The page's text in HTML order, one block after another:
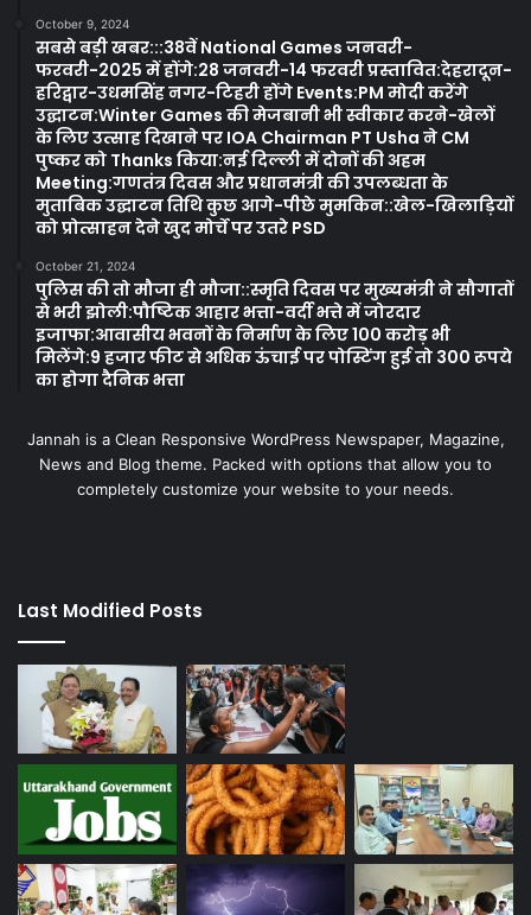
October 9, 2024
सबसे बड़ी खबर:::38वें National Games जनवरी-
फरवरी-2025 में होंगे:28 जनवरी-14 फरवरी प्रस्तावित:देहरादून-
हरिद्वार-उधमसिंह नगर-टिहरी होंगे Events:PM मोदी करेंगे
उद्घाटन:Winter Games की मेजबानी भी स्वीकार करने-खेलों
के लिए उत्साह दिखाने पर IOA Chairman PT Usha ने CM
पुष्कर को Thanks किया:नई दिल्ली में दोनों की अहम
Meeting:गणतंत्र दिवस और प्रधानमंत्री की उपलब्धता के
मुताबिक उद्घाटन तिथि कुछ आगे-पीछे मुमकिन::खेल-खिलाड़ियों
को प्रोत्साहन देने खुद मोर्चे पर उतरे PSD
October 21, 2024
पुलिस की तो मौजा ही मौजा::स्मृति दिवस पर मुख्यमंत्री ने सौगातों
से भरी झोली:पौष्टिक आहार भत्ता-वर्दी भत्ते में जोरदार
इजाफा:आवासीय भवनों के निर्माण के लिए 100 करोड़ भी
मिलेंगे:9 हजार फीट से अधिक ऊंचाई पर पोस्टिंग हुई तो 300 रूपये
का होगा दैनिक भत्ता
Jannah is a Clean Responsive WordPress Newspaper, Magazine,
News and Blog theme. Packed with options that allow you to
completely customize your website to your needs.
Last Modified Posts